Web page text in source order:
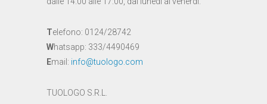
Telefono: 0124/28742
Whatsapp: 333/4490469
Email: info@tuologo.com
TUOLOGO S.R.L.